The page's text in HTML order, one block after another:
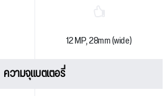
12 MP, 28mm (wide)
ความจุแบตเตอรี่